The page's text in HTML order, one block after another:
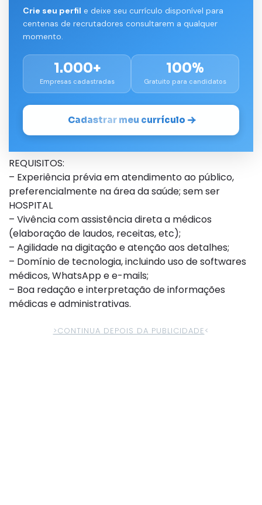
Crie seu perfil e deixe seu currículo disponível para
centenas de recrutadores consultarem a qualquer
momento.
1.000+
Empresas cadastradas
100%
Gratuito para candidatos
Cadastrar meu currículo
REQUISITOS:
– Experiência prévia em atendimento ao público,
preferencialmente na área da saúde; sem ser
HOSPITAL
– Vivência com assistência direta a médicos
(elaboração de laudos, receitas, etc);
– Agilidade na digitação e atenção aos detalhes;
– Domínio de tecnologia, incluindo uso de softwares
médicos, WhatsApp e e-mails;
– Boa redação e interpretação de informações
médicas e administrativas.
>CONTINUA DEPOIS DA PUBLICIDADE<